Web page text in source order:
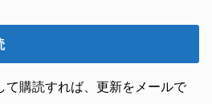
て購読すれば、更新をメールで